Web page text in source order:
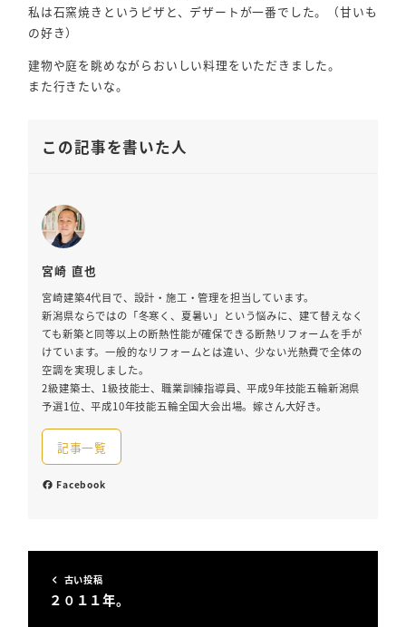
私は石窯焼きというピザと、デザートが一番でした。（甘いも
の好き）
建物や庭を眺めながらおいしい料理をいただきました。
また行きたいな。
この記事を書いた人
宮崎 直也
宮崎建築4代目で、設計・施工・管理を担当しています。
新潟県ならではの「冬寒く、夏暑い」という悩みに、建て替えなく
ても新築と同等以上の断熱性能が確保できる断熱リフォームを手が
けています。一般的なリフォームとは違い、少ない光熱費で全体の
空調を実現しました。
2級建築士、1級技能士、職業訓練指導員、平成9年技能五輪新潟県
予選1位、平成10年技能五輪全国大会出場。嫁さん大好き。
記事一覧
Facebook
古い投稿
２０１１年。